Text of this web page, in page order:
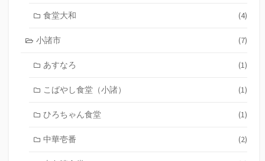
食堂大和 (4)
小諸市 (7)
あすなろ (1)
こばやし食堂（小諸） (1)
ひろちゃん食堂 (1)
中華壱番 (2)